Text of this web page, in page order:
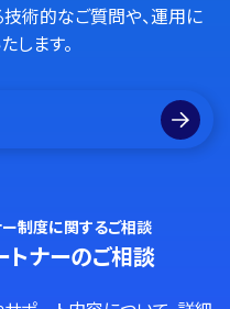
術的なご質問や、運用に
します。
制度に関するご相談
トナーのご相談